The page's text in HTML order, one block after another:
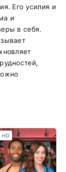
Его усилия и
и
в себя.
HD